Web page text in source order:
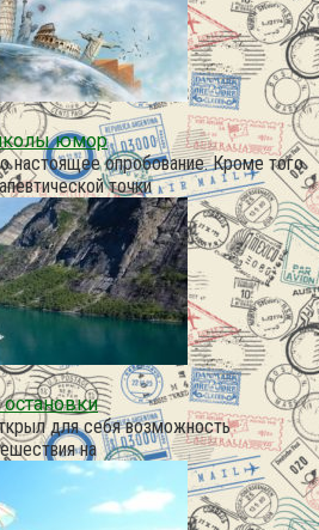
юмор
настоящее опробование. Кроме того
точки
для себя возможность
на